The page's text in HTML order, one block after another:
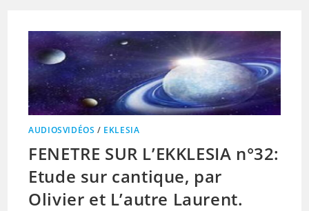
AUDIOSVIDÉOS / EKLESIA
FENETRE SUR L’EKKLESIA n°32:
Etude sur cantique, par
Olivier et L’autre Laurent.